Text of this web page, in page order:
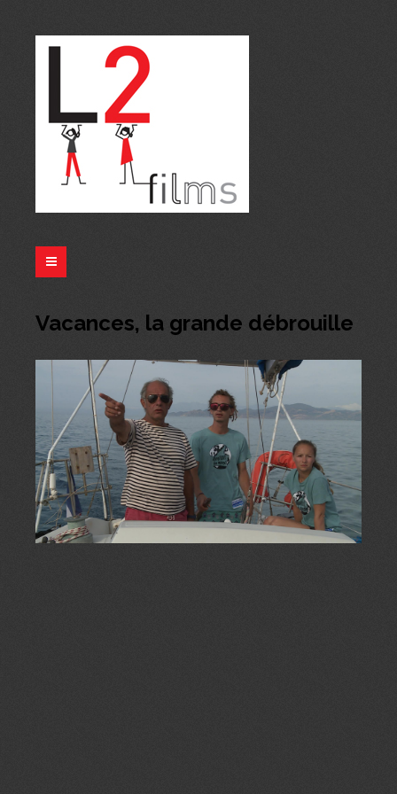
Vacances, la grande débrouille